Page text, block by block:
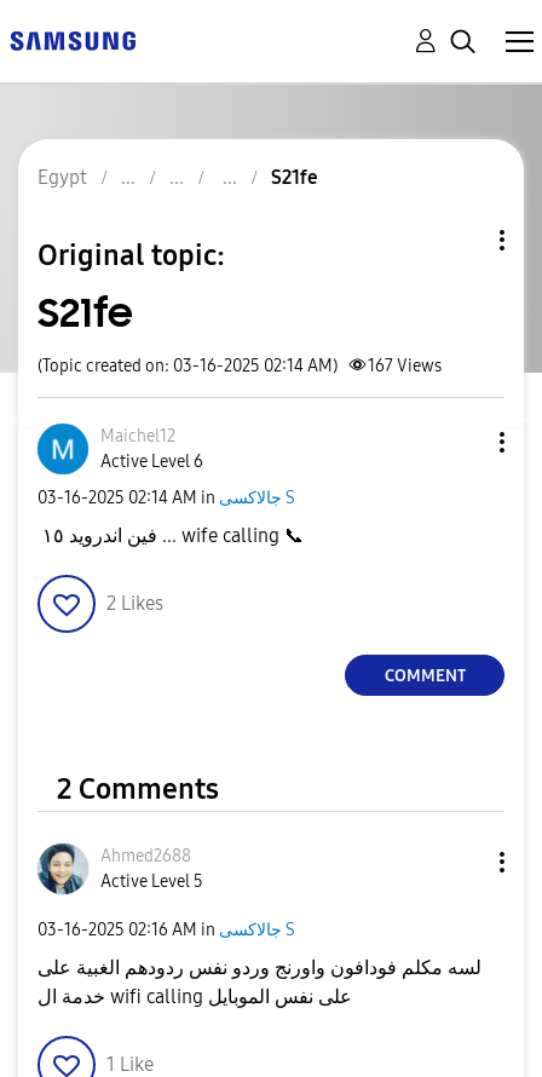
Egypt S21fe
Original topic:
S21fe
(Topic created on: 03-16-2025 02:14 AM) 167Views
Maichel12
Active Level 6
‎03-16-2025 02:14 AM in جالاكسى S
فين اندرويد ١٥ ... wife calling 📞
2 Likes
COMMENT
2 Comments
Ahmed2688
Active Level 5
‎03-16-2025 02:16 AM in جالاكسى S
لسه مكلم فودافون واورنج وردو نفس ردودهم الغبية على
خدمة ال wifi calling على نفس الموبايل
1 Like